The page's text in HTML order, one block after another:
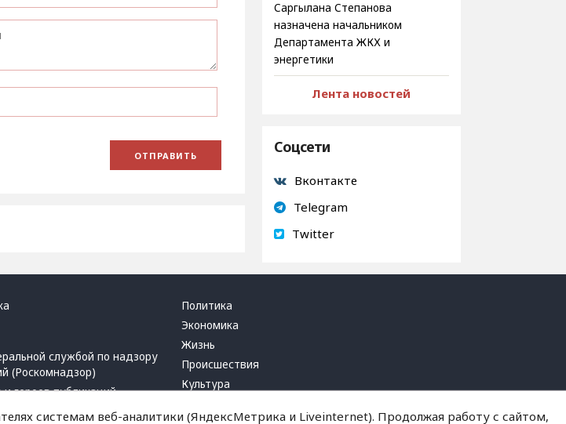
Саргылана Степанова
назначена начальником
Департамента ЖКХ и
энергетики
Лента новостей
Соцсети
Вконтакте
Telegram
Twitter
службой по надзору
(Роскомнадзор)
героев публикаций.
Политика
Экономика
Жизнь
Происшествия
Культура
системам веб-аналитики (ЯндексМетрика и Liveinternet). Продолжая работу с сайтом,